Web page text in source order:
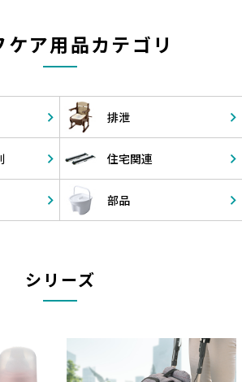
ケア用品カテゴリ
排泄
住宅関連
部品
シリーズ